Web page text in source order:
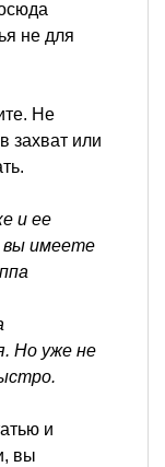
не для
Не
захват или
и ее
вы имеете
Но уже не
и
вы